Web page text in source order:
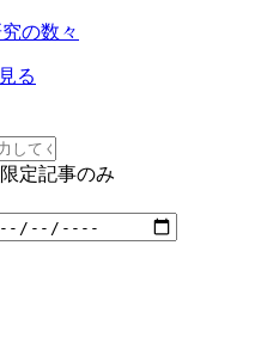
の数々
る
定記事のみ